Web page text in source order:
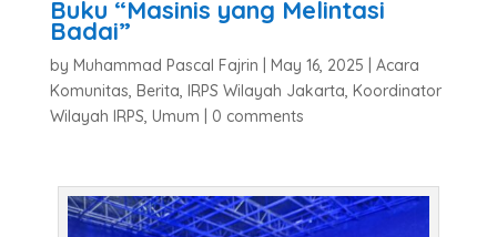
Buku “Masinis yang Melintasi
Badai”
by Muhammad Pascal Fajrin May 16, 2025
Acara
Komunitas, Berita, IRPS Wilayah Jakarta, Koordinator
Wilayah IRPS, Umum 0 comments